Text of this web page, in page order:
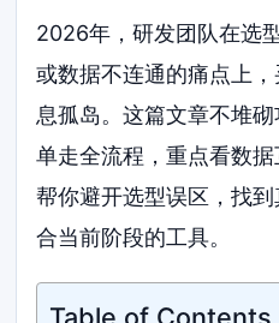
2026年，研发团队在选
或数据不连通的痛点上
息孤岛。这篇文章不堆
单走全流程，重点看数
帮你避开选型误区，找
合当前阶段的工具。
Table of Contents